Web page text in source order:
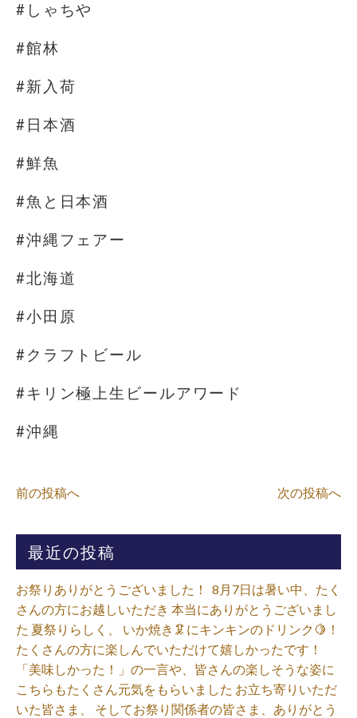
#しゃちや
#館林
#新入荷
#日本酒
#鮮魚
#魚と日本酒
#沖縄フェアー
#北海道
#小田原
#クラフトビール
#キリン極上生ビールアワード
#沖縄
前の投稿へ 次の投稿へ
最近の投稿
お祭りありがとうございました！ ⁡ 8月7日は暑い中、たく
さんの方にお越しいただき 本当にありがとうございまし
た 夏祭りらしく、 いか焼き🦑にキンキンのドリンク🍋！
たくさんの方に楽しんでいただけて嬉しかったです！
「美味しかった！」の一言や、皆さんの楽しそうな姿に
こちらもたくさん元気をもらいました️ お立ち寄りいただ
いた皆さま、 そしてお祭り関係者の皆さま、ありがとう